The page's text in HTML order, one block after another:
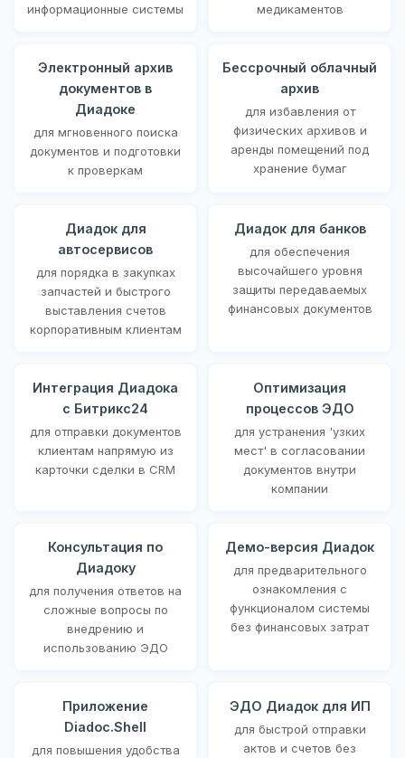
информационные системы
медикаментов
Электронный архив
документов в
Диадоке
для мгновенного поиска
документов и подготовки
к проверкам
Бессрочный облачный
архив
для избавления от
физических архивов и
аренды помещений под
хранение бумаг
Диадок для
автосервисов
для порядка в закупках
запчастей и быстрого
выставления счетов
корпоративным клиентам
Диадок для банков
для обеспечения
высочайшего уровня
защиты передаваемых
финансовых документов
Интеграция Диадока
с Битрикс24
для отправки документов
клиентам напрямую из
карточки сделки в CRM
Оптимизация
процессов ЭДО
для устранения 'узких
мест' в согласовании
документов внутри
компании
Консультация по
Диадоку
для получения ответов на
сложные вопросы по
внедрению и
использованию ЭДО
Демо-версия Диадок
для предварительного
ознакомления с
функционалом системы
без финансовых затрат
Приложение
Diadoc.Shell
для повышения удобства
ЭДО Диадок для ИП
для быстрой отправки
актов и счетов без